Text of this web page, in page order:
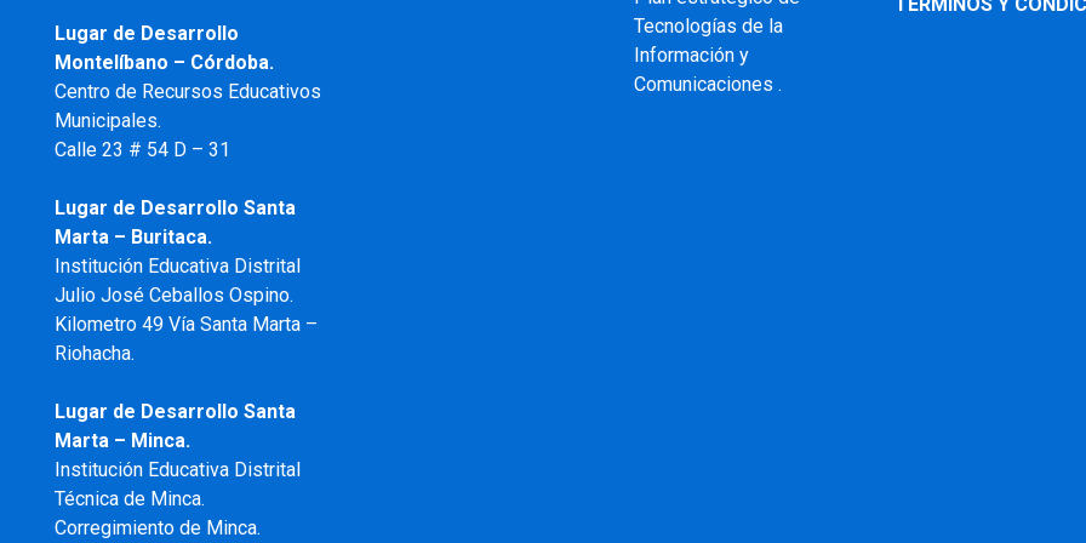
Lugar de Desarrollo
Montelíbano – Córdoba.
Centro de Recursos Educativos
Municipales.
Calle 23 # 54 D – 31
Lugar de Desarrollo Santa
Marta – Buritaca.
Institución Educativa Distrital
Julio José Ceballos Ospino.
Kilometro 49 Vía Santa Marta –
Riohacha.
Lugar de Desarrollo Santa
Marta – Minca.
Institución Educativa Distrital
Técnica de Minca.
Corregimiento de Minca.
Tecnologías de la
Información y
Comunicaciones .